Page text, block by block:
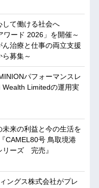
て働ける社会へ
ワード 2026」を開催～
治療と仕事の両立支援
募集～
パフォーマンスレ
Wealth Limitedの運用実
未来の利益と今の生活を
CAMEL80号 鳥取境港
リーズ 完売』
ングス株式会社がプレ